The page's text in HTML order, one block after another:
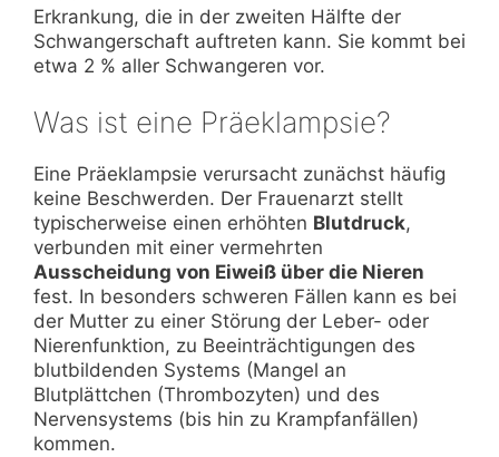
Erkrankung, die in der zweiten Hälfte der
Schwangerschaft auftreten kann. Sie kommt bei
etwa 2 % aller Schwangeren vor.
Was ist eine Präeklampsie?
Eine Präeklampsie verursacht zunächst häufig
keine Beschwerden. Der Frauenarzt stellt
typischerweise einen erhöhten Blutdruck,
verbunden mit einer vermehrten
Ausscheidung von Eiweiß über die Nieren
fest. In besonders schweren Fällen kann es bei
der Mutter zu einer Störung der Leber- oder
Nierenfunktion, zu Beeinträchtigungen des
blutbildenden Systems (Mangel an
Blutplättchen (Thrombozyten) und des
Nervensystems (bis hin zu Krampfanfällen)
kommen.